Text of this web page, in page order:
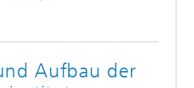
Aufbau der